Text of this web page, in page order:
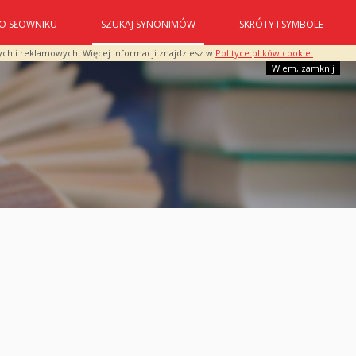
i reklamowych. Więcej informacji znajdziesz w Polityce plików cookie.
Wiem, zamknij
O SŁOWNIKU SZUKAJ SYNONIMÓW SKRÓTY I SYMBOLE